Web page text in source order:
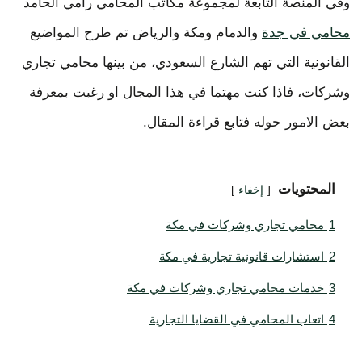
محامي في جدة والدمام ومكة والرياض تم طرح المواضيع
القانونية التي تهم الشارع السعودي، من بينها محامي تجاري
وشركات، فاذا كنت مهتما في هذا المجال او رغبت بمعرفة
بعض الامور حوله فتابع قراءة المقال.
المحتويات إخفاء
1 محامي تجاري وشركات في مكة
2 استشارات قانونية تجارية في مكة
3 خدمات محامي تجاري وشركات في مكة
4 اتعاب المحامي في القضايا التجارية